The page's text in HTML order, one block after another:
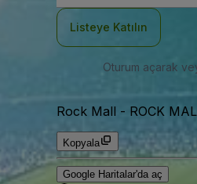
Listeye Katılın
Oturum açarak
Rock Mall - ROCK
Kopyala
Google Haritalar'da aç